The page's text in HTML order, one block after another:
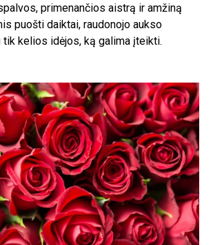
primenančios aistrą ir amžiną
puošti daiktai, raudonojo aukso
kelios idėjos, ką galima įteikti.